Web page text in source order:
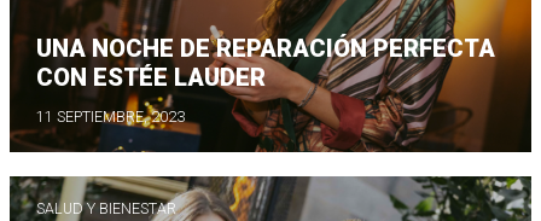
UNA NOCHE DE REPARACIÓN PERFECTA
CON ESTÉE LAUDER
11 SEPTIEMBRE, 2023
SALUD Y BIENESTAR